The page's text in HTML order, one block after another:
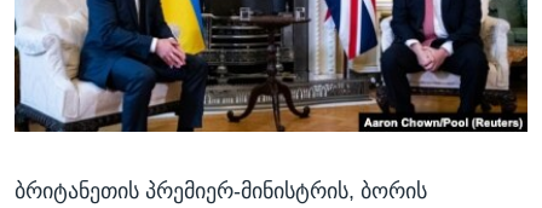
ᲡᲢᲣᲓᲘᲐ ᲕᲐᲨᲘᲜᲒᲢᲝᲜᲘ
ᲔᲙᲝᲜᲝᲛᲘᲙᲐ
ᲯᲐᲜᲛᲠᲗᲔᲚᲝᲑᲐ
ᲛᲔᲪᲜᲘᲔᲠᲔᲑᲐ
ᲙᲣᲚᲢᲣᲠᲐ
Learning English
ᲗᲕᲐᲚᲘ ᲒᲕᲐᲓᲔᲕᲜᲔᲗ
ბრიტანეთის პრემიერ-მინისტრის, ბორის